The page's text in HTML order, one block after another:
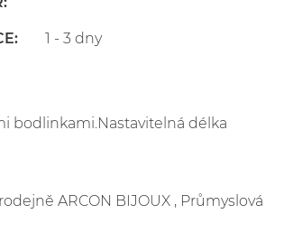
1 - 3 dny
bodlinkami.Nastavitelná délka
ARCON BIJOUX , Průmyslová